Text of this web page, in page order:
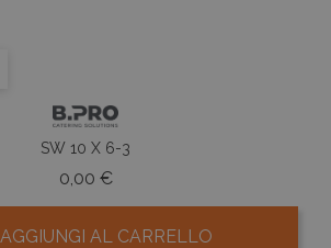
SW 10 X 6-3
0,00 €Prezzo
AGGIUNGI AL CARRELLO